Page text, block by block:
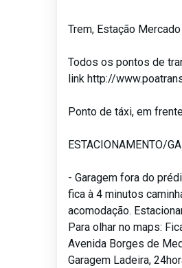
Trem, Estação
Todos os pontos de
link http://
Ponto de táxi, em
ESTACIONAMENTO/
- Garagem fora do
fica à 4 minutos
acomodação.
Para olhar no maps:
Avenida Borges de
Garagem Ladeira,